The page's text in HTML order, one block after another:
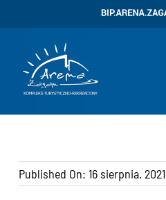
BIP
Published On: 16 sierpnia. 2021